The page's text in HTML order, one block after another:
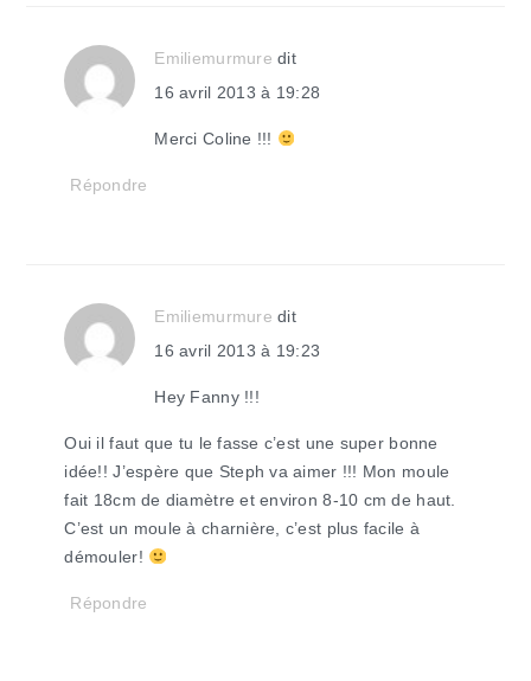
Emiliemurmure dit
16 avril 2013 à 19:28
Merci Coline !!!
Répondre
Emiliemurmure dit
16 avril 2013 à 19:23
Hey Fanny !!!
Oui il faut que tu le fasse c’est une super bonne
idée!! J’espère que Steph va aimer !!! Mon moule
fait 18cm de diamètre et environ 8-10 cm de haut.
C’est un moule à charnière, c’est plus facile à
démouler!
Répondre